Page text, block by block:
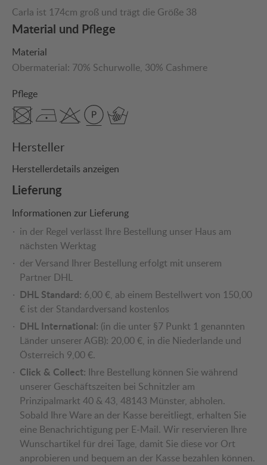
Carla ist 174cm groß und trägt die Größe 38
Material und Pflege
Material
Obermaterial: 70% Schurwolle, 30% Cashmere
Pflege
Hersteller
Herstellerdetails anzeigen
Lieferung
Informationen zur Lieferung
in der Regel verlässt Ihre Bestellung unser Haus am
nächsten Werktag
der Versand Ihrer Bestellung erfolgt mit unserem
Partner DHL
DHL Standard: 6,00 €, ab einem Bestellwert von 150,00
€ ist der Standardversand kostenlos
DHL International: (in die unter §7 Punkt 1 genannten
Länder unserer AGB): 20,00 €, in die Niederlande und
Österreich 9,00 €.
Click & Collect: Ihre Bestellung können Sie während
unserer Geschäftszeiten bei Schnitzler am
Prinzipalmarkt 40 & 43, 48143 Münster, abholen.
Sobald Ihre Ware an der Kasse bereitliegt, erhalten Sie
eine Benachrichtigung per E-Mail. Wir reservieren Ihre
Wunschartikel für drei Tage, damit Sie diese vor Ort
anprobieren und bequem an der Kasse bezahlen können.